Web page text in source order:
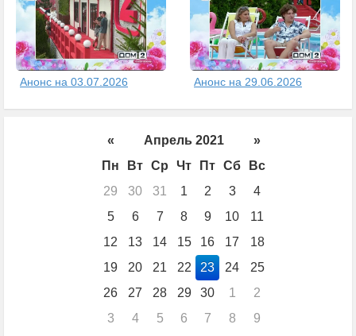
Анонс на 03.07.2026 Анонс на 29.06.2026
« Апрель 2021
»
Пн
Вт Ср Чт Пт Сб
Вс
29
30 31 1 2 3
4
5
6 7 8 9 10
11
12
13 14 15 16 17
18
19
20 21 22 23 24
25
26
27 28 29 30 1
2
3
4 5 6 7 8 9